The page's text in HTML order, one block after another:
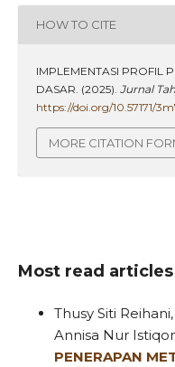
HOW TO CITE
IMPLEMENTASI PROFIL
DASAR. (2025). Jurnal
https://doi.org/10.57171/
MORE CITATION
Most read
Thusy Siti
Annisa Nur
PENERAPAN